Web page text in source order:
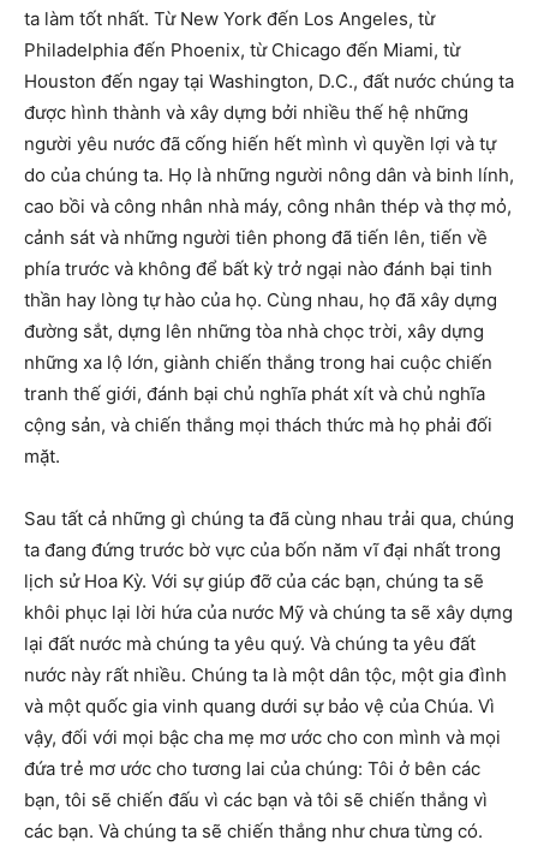
ta làm tốt nhất. Từ New York đến Los Angeles, từ
Philadelphia đến Phoenix, từ Chicago đến Miami, từ
Houston đến ngay tại Washington, D.C., đất nước chúng ta
được hình thành và xây dựng bởi nhiều thế hệ những
người yêu nước đã cống hiến hết mình vì quyền lợi và tự
do của chúng ta. Họ là những người nông dân và binh lính,
cao bồi và công nhân nhà máy, công nhân thép và thợ mỏ,
cảnh sát và những người tiên phong đã tiến lên, tiến về
phía trước và không để bất kỳ trở ngại nào đánh bại tinh
thần hay lòng tự hào của họ. Cùng nhau, họ đã xây dựng
đường sắt, dựng lên những tòa nhà chọc trời, xây dựng
những xa lộ lớn, giành chiến thắng trong hai cuộc chiến
tranh thế giới, đánh bại chủ nghĩa phát xít và chủ nghĩa
cộng sản, và chiến thắng mọi thách thức mà họ phải đối
mặt.
Sau tất cả những gì chúng ta đã cùng nhau trải qua, chúng
ta đang đứng trước bờ vực của bốn năm vĩ đại nhất trong
lịch sử Hoa Kỳ. Với sự giúp đỡ của các bạn, chúng ta sẽ
khôi phục lại lời hứa của nước Mỹ và chúng ta sẽ xây dựng
lại đất nước mà chúng ta yêu quý. Và chúng ta yêu đất
nước này rất nhiều. Chúng ta là một dân tộc, một gia đình
và một quốc gia vinh quang dưới sự bảo vệ của Chúa. Vì
vậy, đối với mọi bậc cha mẹ mơ ước cho con mình và mọi
đứa trẻ mơ ước cho tương lai của chúng: Tôi ở bên các
bạn, tôi sẽ chiến đấu vì các bạn và tôi sẽ chiến thắng vì
các bạn. Và chúng ta sẽ chiến thắng như chưa từng có.